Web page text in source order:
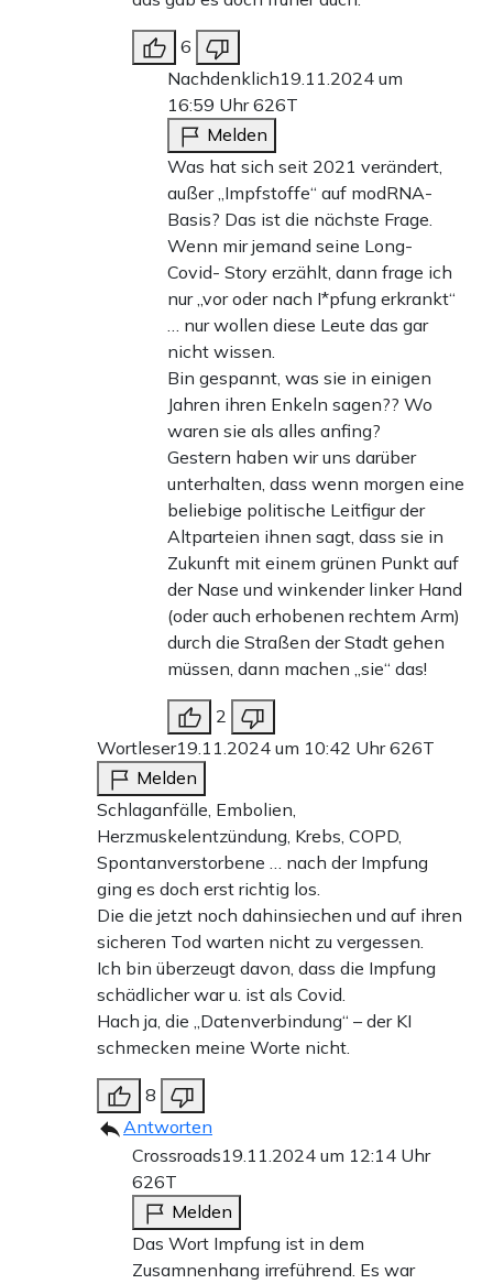
6
Nachdenklich19.11.2024 um
16:59 Uhr626T
Melden
Was hat sich seit 2021 verändert,
außer „Impfstoffe“ auf modRNA-
Basis? Das ist die nächste Frage.
Wenn mir jemand seine Long-
Covid- Story erzählt, dann frage ich
nur „vor oder nach I*pfung erkrankt“
… nur wollen diese Leute das gar
nicht wissen.
Bin gespannt, was sie in einigen
Jahren ihren Enkeln sagen?? Wo
waren sie als alles anfing?
Gestern haben wir uns darüber
unterhalten, dass wenn morgen eine
beliebige politische Leitfigur der
Altparteien ihnen sagt, dass sie in
Zukunft mit einem grünen Punkt auf
der Nase und winkender linker Hand
(oder auch erhobenen rechtem Arm)
durch die Straßen der Stadt gehen
müssen, dann machen „sie“ das!
2
Wortleser19.11.2024 um 10:42 Uhr626T
Melden
Schlaganfälle, Embolien,
Herzmuskelentzündung, Krebs, COPD,
Spontanverstorbene … nach der Impfung
ging es doch erst richtig los.
Die die jetzt noch dahinsiechen und auf ihren
sicheren Tod warten nicht zu vergessen.
Ich bin überzeugt davon, dass die Impfung
schädlicher war u. ist als Covid.
Hach ja, die „Datenverbindung“ – der KI
schmecken meine Worte nicht.
8
Antworten
Crossroads19.11.2024 um 12:14 Uhr
626T
Melden
Das Wort Impfung ist in dem
Zusamnenhang irreführend. Es war